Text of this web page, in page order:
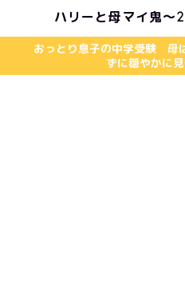
ハリーと母マイ鬼〜
おっとり息子の中学受験 母
ずに穏やかに